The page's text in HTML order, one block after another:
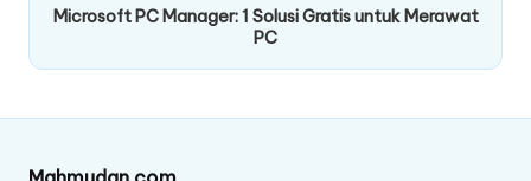
Microsoft PC Manager: 1 Solusi Gratis untuk Merawat
PC